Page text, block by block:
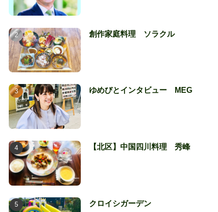
創作家庭料理 ソラクル
ゆめびとインタビュー MEG
【北区】中国四川料理 秀峰
クロイシガーデン